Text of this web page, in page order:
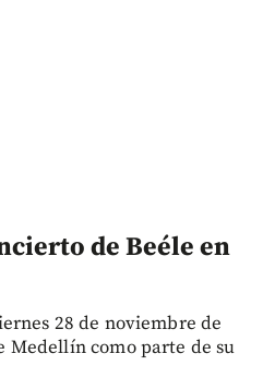
de Beéle en
28 de noviembre de
Medellín como parte de su